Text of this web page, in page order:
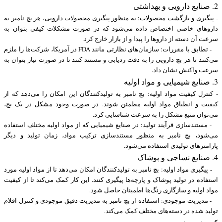
2. صنایع دارویی و بهداشتی
- پیگیری و بازگشت محصولات: به منظور پیگیری محصولات دارویی، هر بچ نامبر به
داروهای خاصی اختصاص داده می‌شود که در صورت مشکلات کیفی بتوان به
سرعت آن دسته از داروها را پیدا و از بازار خارج کرد.
- تطابق با مقررات: سازمان‌های نظارتی مانند FDA در آمریکا، شرکت‌ها را ملزم
می‌کنند تا هر بچ دارویی را به دقت ردیابی و مستند کنند تا در صورت نیاز بتوان به
سرعت واکنش نشان داد.
3. صنایع شیمیایی و مواد اولیه
- کنترل کیفیت مواد اولیه: بچ نامبر به تولیدکنندگان این امکان را می‌دهد که از
کیفیت و انطباق مواد اولیه مطمئن شوند. در صورت وجود مشکل در یک بچ،
می‌توان منبع مشکل را به سرعت شناسایی کرد.
- مستندسازی فرآیند تولید: در صنایع شیمیایی که از مواد اولیه مختلف استفاده
می‌شود، بچ نامبر به منظور مستندسازی ترکیب مواد، زمان تولید و دیگر
پارامترهای تولیدی استفاده می‌شود.
4. صنایع نساجی و پوشاک
- پیگیری مواد اولیه: بچ نامبر به تولیدکنندگان امکان می‌دهد تا از مواد اولیه مورد
استفاده در تولید پوشاک و پارچه‌ها پیگیری کنند. این کار کمک می‌کند تا از کیفیت
مواد اولیه و سازگاری رنگ‌ها اطمینان حاصل شود.
- مدیریت موجودی: استفاده از بچ نامبر به مدیریت دقیق موجودی و کنترل اقلام
تولید شده در دسته‌های مختلف کمک می‌کند.